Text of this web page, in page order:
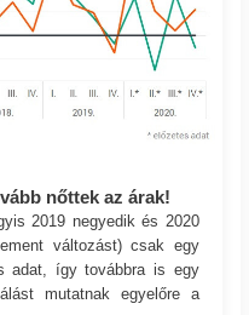
nőttek az árak!
2019 negyedik és 2020
változást) csak egy
adat, így továbbra is egy
mutatnak egyelőre a